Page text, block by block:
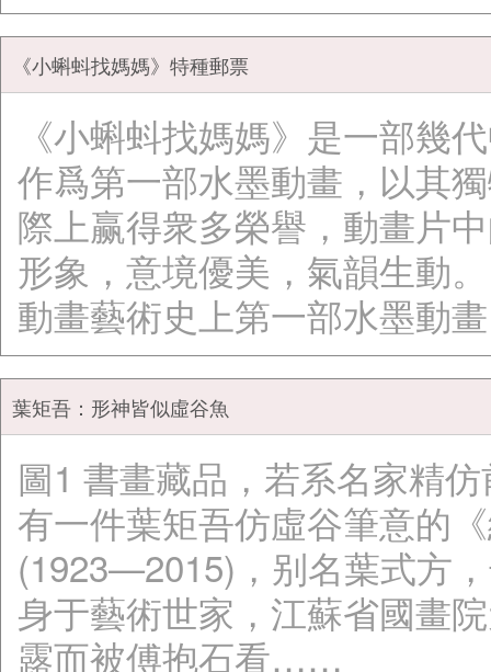
《小蝌蚪找媽媽》特種郵票
《小蝌蚪找媽媽》是一部幾
作爲第一部水墨動畫，以其
際上赢得衆多榮譽，動畫片
形象，意境優美，氣韻生動
動畫藝術史上第一部水墨動
葉矩吾：形神皆似虛谷魚
圖1 書畫藏品，若系名家精
有一件葉矩吾仿虛谷筆意的
(1923—2015)，别名葉式方
身于藝術世家，江蘇省國畫
露而被傅抱石看……